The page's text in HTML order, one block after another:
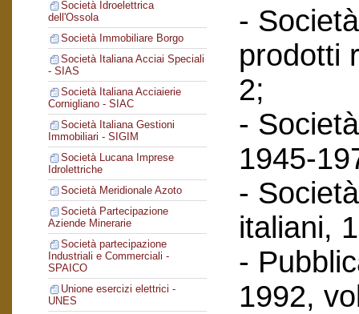
Società Idroelettrica
dell'Ossola
Società Immobiliare Borgo
Società Italiana Acciai Speciali
- SIAS
Società Italiana Acciaierie
Cornigliano - SIAC
Società Italiana Gestioni
Immobiliari - SIGIM
Società Lucana Imprese
Idrolettriche
Società Meridionale Azoto
Società Partecipazione
Aziende Minerarie
Società partecipazione
Industriali e Commerciali -
SPAICO
Unione esercizi elettrici -
UNES
-
prodotti
2;
-
1945-
-
italiani,
-
1992,